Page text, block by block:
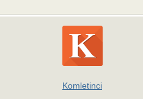
Komletinci